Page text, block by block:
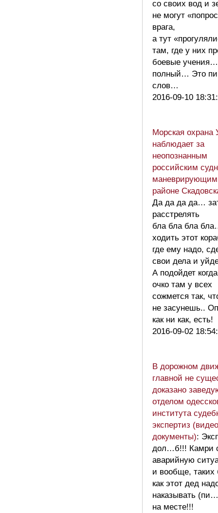
со своих вод и
не могут
врага,
а тут
там, где у них
боевые
полный… Это
слов…
2016-09-10
Морская охрана
наблюдает за
неопознанным
российским
районе
Да да да да…
расстрелять
бла бла бла
ходить этот
где ему надо,
свои дела и
А подойдет
очко там у всех
сожмется так,
не засунешь..
как ни как, есть!
2016-09-02
В дорожном
главной не
доказано
отделом
института
экспертиз
документы):
дол…б!!! Камри
аварийную
и вообще, таких
как этот дед
наказывать
на месте!!!